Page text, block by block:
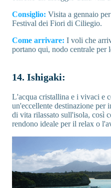
Consiglio: Visita a gennaio
Festival dei Fiori di Ciliegio.
Come arrivare: I voli che
portano qui, nodo centrale per
14. Ishigaki:
L'acqua cristallina e i vivaci e
un'eccellente destinazione
di vita rilassato sull'isola, così
rendono ideale per il relax o